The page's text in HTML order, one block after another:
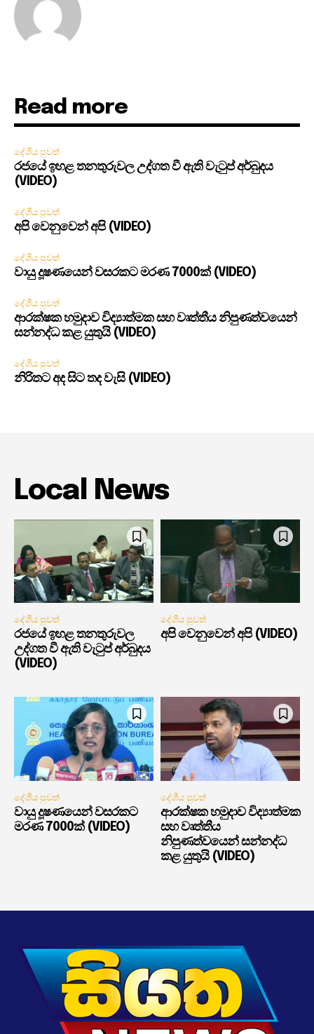
Read more
දේශීය පුවත්
රජයේ ඉහළ තනතුරුවල උද්ගත වී ඇති වැටුප් අර්බුදය
(VIDEO)
දේශීය පුවත්
අපි වෙනුවෙන් අපි (VIDEO)
දේශීය පුවත්
වායු දූෂණයෙන් වසරකට මරණ 7000ක් (VIDEO)
දේශීය පුවත්
ආරක්ෂක හමුදාව විද්‍යාත්මක සහ වෘත්තීය නිපුණත්වයෙන්
සන්නද්ධ කළ යුතුයි (VIDEO)
දේශීය පුවත්
නිරිතට අද සිට තද වැසි (VIDEO)
Local News
දේශීය පුවත්
රජයේ ඉහළ තනතුරුවල
උද්ගත වී ඇති වැටුප් අර්බුදය
(VIDEO)
දේශීය පුවත්
අපි වෙනුවෙන් අපි (VIDEO)
දේශීය පුවත්
වායු දූෂණයෙන් වසරකට
මරණ 7000ක් (VIDEO)
දේශීය පුවත්
ආරක්ෂක හමුදාව විද්‍යාත්මක
සහ වෘත්තීය
නිපුණත්වයෙන් සන්නද්ධ
කළ යුතුයි (VIDEO)